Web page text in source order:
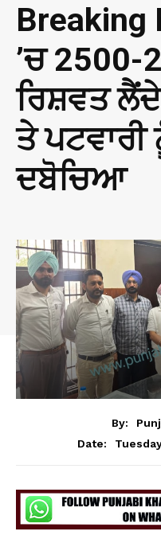
Breaking
’ਚ 2500-
ਰਿਸ਼ਵਤ
ਤੇ ਪਟਵਾਰੀ
ਦਬੋਚਿਆ
By:
Date: